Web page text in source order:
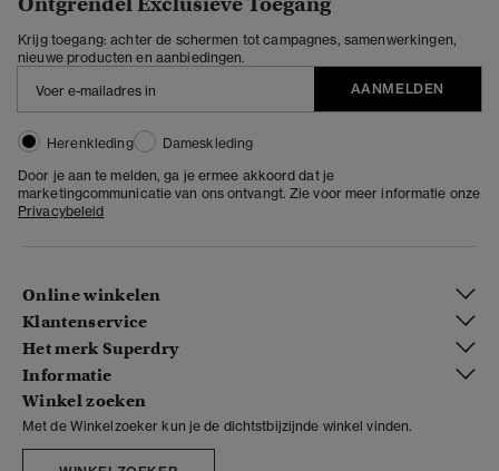
Krijg toegang: achter de schermen tot campagnes, samenwerkingen,
nieuwe producten en aanbiedingen.
AANMELDEN
Herenkleding
Dameskleding
Door je aan te melden, ga je ermee akkoord dat je
marketingcommunicatie van ons ontvangt. Zie voor meer informatie onze
Privacybeleid
Online winkelen
Klantenservice
Het merk Superdry
Informatie
Winkel zoeken
Met de Winkelzoeker kun je de dichtstbijzijnde winkel vinden.